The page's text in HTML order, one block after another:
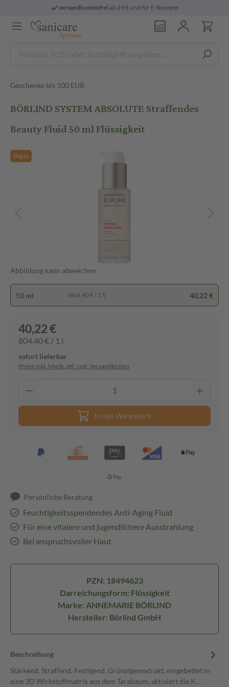
versandkostenfreiab 29 € und für E-Rezepte
Geschenke bis 100 EUR
BÖRLIND SYSTEM ABSOLUTE Straffendes
Beauty Fluid 50 ml Flüssigkeit
Vegan
Abbildung kann abweichen
50 ml (804,40 € / 1 l) 40,22 €
40,22 €
804,40 € / 1 l
sofort lieferbar
Preise inkl. MwSt. ggf. zzgl. Versandkosten
In den Warenkorb
Persönliche Beratung
Feuchtigkeitsspendendes Anti-Aging Fluid
Für eine vitalere und jugendlichere Ausstrahlung
Bei anspruchsvoller Haut
PZN: 18494623
Darreichungsform: Flüssigkeit
Marke: ANNEMARIE BÖRLIND
Hersteller: Börlind GmbH
Beschreibung
Stärkend. Straffend. Festigend. Grünalgenextrakt, eingebettet in
eine 3D Wirkstoffmatrix aus dem Tarabaum, aktiviert die K…